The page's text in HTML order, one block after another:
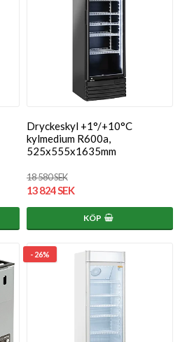
Dryckeskyl +1°/+10°C
kylmedium R600a,
525x555x1635mm
18 580 SEK
13 824 SEK
KÖP
- 26%